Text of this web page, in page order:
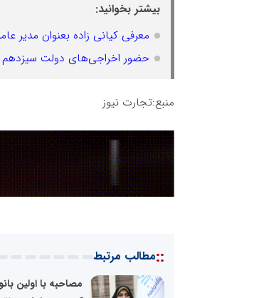
بیشتر بخوانید:
معرفی کیانی زاده بعنوان مدیر
حضور اخراجی‌های دولت سیزدهم
منبع:تجارت نیوز
::مطالب مرتبط
مصاحبه با اولین